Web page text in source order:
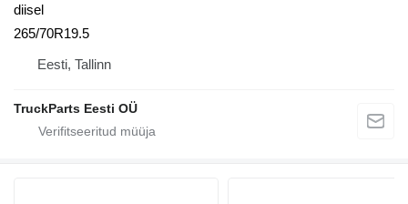
diisel
265/70R19.5
Eesti, Tallinn
TruckParts Eesti OÜ